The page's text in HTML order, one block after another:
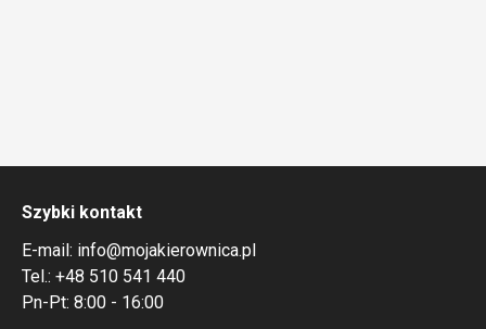
Szybki kontakt
E-mail: info@mojakierownica.pl
Tel.: +48 510 541 440
Pn-Pt: 8:00 - 16:00